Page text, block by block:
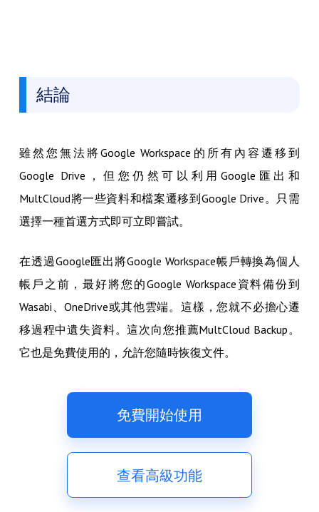
結論
雖然您無法將Google Workspace的所有內容遷移到
Google Drive，但您仍然可以利用Google匯出和
MultCloud將一些資料和檔案遷移到Google Drive。只需
選擇一種首選方式即可立即嘗試。
在透過Google匯出將Google Workspace帳戶轉換為個人
帳戶之前，最好將您的Google Workspace資料備份到
Wasabi、OneDrive或其他雲端。這樣，您就不必擔心遷
移過程中遺失資料。這次向您推薦MultCloud Backup。
它也是免費使用的，允許您隨時恢復文件。
免費開始使用
查看高級功能